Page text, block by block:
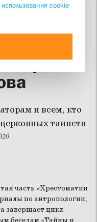
цикл
и всем, кто
таинств
часть «Хрестоматии
по антропологии,
завершает цикл
использования cookie-